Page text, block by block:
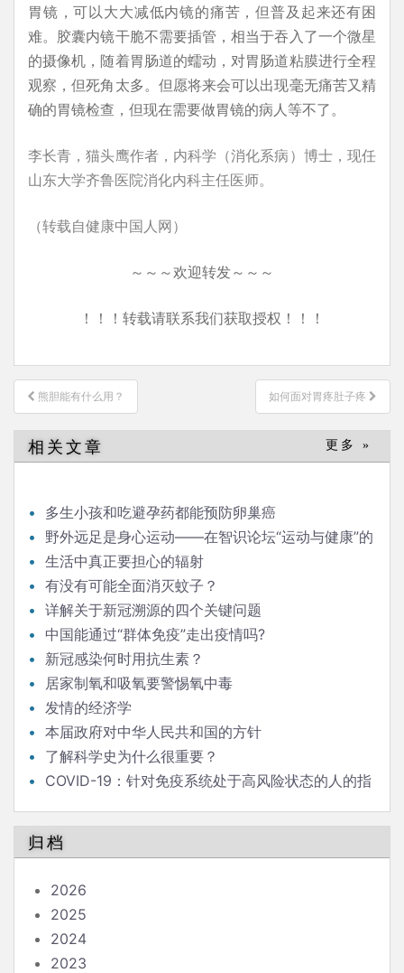
胃镜，可以大大减低内镜的痛苦，但普及起来还有困
难。胶囊内镜干脆不需要插管，相当于吞入了一个微星
的摄像机，随着胃肠道的蠕动，对胃肠道粘膜进行全程
观察，但死角太多。但愿将来会可以出现毫无痛苦又精
确的胃镜检查，但现在需要做胃镜的病人等不了。
李长青，猫头鹰作者，内科学（消化系病）博士，现任
山东大学齐鲁医院消化内科主任医师。
（转载自健康中国人网）
～～～欢迎转发～～～
！！！转载请联系我们获取授权！！！
文
章
导
航
熊胆能有什么用？ 如何面对胃疼肚子疼
相关文章 更多 »
多生小孩和吃避孕药都能预防卵巢癌
野外远足是身心运动——在智识论坛“运动与健康”的
发言生活中真正要担心的辐射
有没有可能全面消灭蚊子？
详解关于新冠溯源的四个关键问题
中国能通过“群体免疫”走出疫情吗?
新冠感染何时用抗生素？
居家制氧和吸氧要警惕氧中毒
发情的经济学
本届政府对中华人民共和国的方针
了解科学史为什么很重要？
COVID-19：针对免疫系统处于高风险状态的人的指
归档
2026
2025
2024
2023